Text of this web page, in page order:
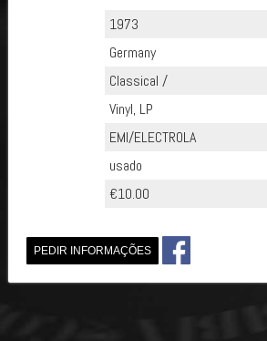
1973
Germany
Classical /
Vinyl, LP
EMI/ELECTROLA
usado
€10.00
PEDIR INFORMAÇÕES